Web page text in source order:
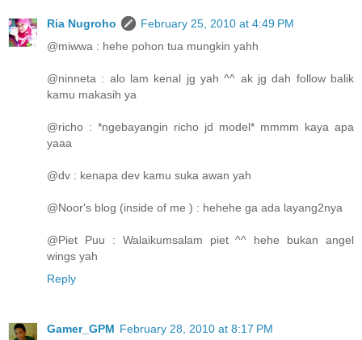
Ria Nugroho
February 25, 2010 at 4:49 PM
@miwwa : hehe pohon tua mungkin yahh
@ninneta : alo lam kenal jg yah ^^ ak jg dah follow balik
kamu makasih ya
@richo : *ngebayangin richo jd model* mmmm kaya apa
yaaa
@dv : kenapa dev kamu suka awan yah
@Noor's blog (inside of me ) : hehehe ga ada layang2nya
@Piet Puu : Walaikumsalam piet ^^ hehe bukan angel
wings yah
Reply
Gamer_GPM February 28, 2010 at 8:17 PM